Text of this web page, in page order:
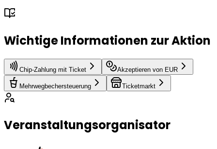
Wichtige Informationen zur Aktion
Chip-Zahlung mit Ticket Akzeptieren von EUR
Mehrwegbechersteuerung Ticketmarkt
Veranstaltungsorganisator